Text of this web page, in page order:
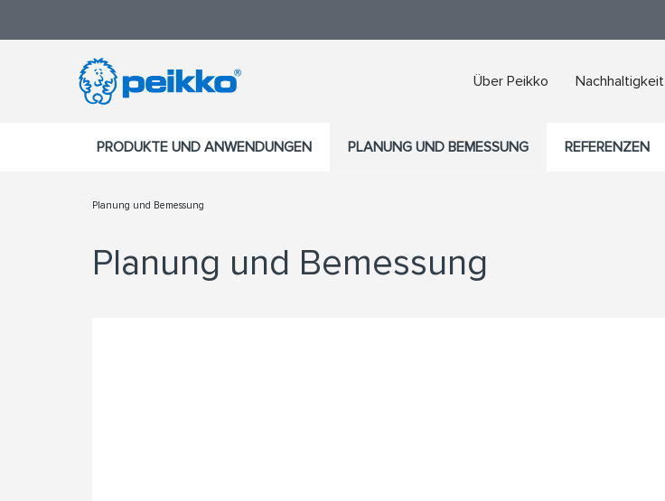
Über Peikko Nachhaltigkeit
PRODUKTE UND ANWENDUNGEN PLANUNG UND BEMESSUNG REFERENZEN
Planung und Bemessung
Planung und Bemessung